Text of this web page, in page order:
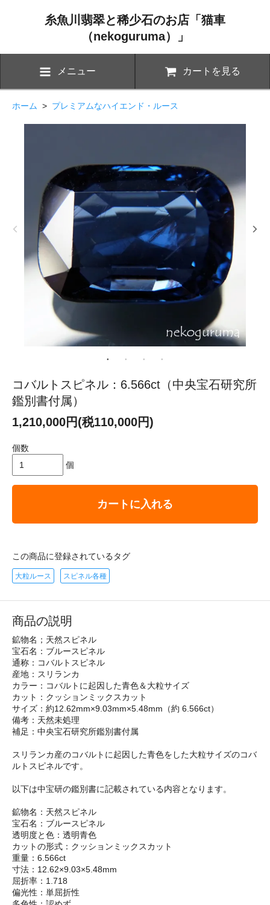
糸魚川翡翠と稀少石のお店「猫車
（nekoguruma）」
メニュー カートを見る
ホーム > プレミアムなハイエンド・ルース
コバルトスピネル：6.566ct（中央宝石研究所
鑑別書付属）
1,210,000円(税110,000円)
個数
個
カートに入れる
この商品に登録されているタグ
大粒ルース スピネル各種
商品の説明
鉱物名；天然スピネル
宝石名：ブルースピネル
通称：コバルトスピネル
産地：スリランカ
カラー：コバルトに起因した青色＆大粒サイズ
カット：クッションミックスカット
サイズ：約12.62mm×9.03mm×5.48mm（約 6.566ct）
備考：天然未処理
補足：中央宝石研究所鑑別書付属
スリランカ産のコバルトに起因した青色をした大粒サイズのコバ
ルトスピネルです。
以下は中宝研の鑑別書に記載されている内容となります。
鉱物名：天然スピネル
宝石名：ブルースピネル
透明度と色：透明青色
カットの形式：クッションミックスカット
重量：6.566ct
寸法：12.62×9.03×5.48mm
屈折率：1.718
偏光性：単屈折性